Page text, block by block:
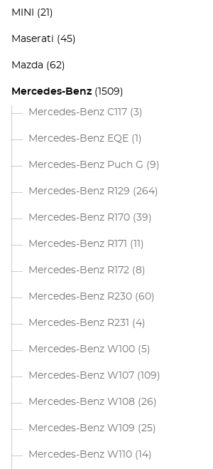
MINI (21)
Maserati (45)
Mazda (62)
Mercedes-Benz (1509)
Mercedes-Benz C117 (3)
Mercedes-Benz EQE (1)
Mercedes-Benz Puch G (9)
Mercedes-Benz R129 (264)
Mercedes-Benz R170 (39)
Mercedes-Benz R171 (11)
Mercedes-Benz R172 (8)
Mercedes-Benz R230 (60)
Mercedes-Benz R231 (4)
Mercedes-Benz W100 (5)
Mercedes-Benz W107 (109)
Mercedes-Benz W108 (26)
Mercedes-Benz W109 (25)
Mercedes-Benz W110 (14)